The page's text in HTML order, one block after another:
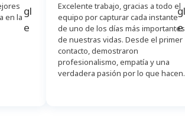
en la
Excelente trabajo, gracias a todo el
equipo por capturar cada instante
de uno de los días más importantes
de nuestras vidas. Desde el primer
contacto, demostraron
profesionalismo, empatía y una
verdadera pasión por lo que hacen.